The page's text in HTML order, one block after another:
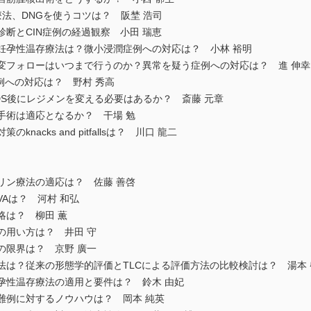
、DNGを使うコツは？ 阪埜 浩司
断とCIN症例の経過観察 小田 瑞恵
性温存療法は？微小浸潤症例への対応は？ 小林 裕明
ォローはいつまで行うのか？異常を疑う症例への対応は？ 進 伸幸
への対応は？ 野村 秀高
後にレジメンを変える必要はあるか？ 斎藤 元章
術は適応となるか？ 干場 勉
策のknacks and pitfallsは？ 川口 龍二
ン療法の適応は？ 佐藤 善啓
は？ 河村 和弘
は？ 柳田 薫
用い方は？ 井田 守
限界は？ 京野 廣一
？従来の形態学的評価とTLCによる評価方法の比較検討は？ 湯本
性温存療法の適用と要件は？ 鈴木 由妃
例に対するノウハウは？ 岡本 純英